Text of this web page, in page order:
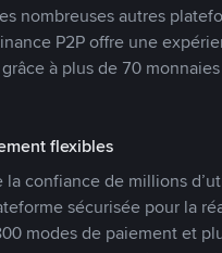
nombreuses autres
P2P offre une
à plus de 70
flexibles
confiance de millions
sécurisée pour la
modes de paiement et